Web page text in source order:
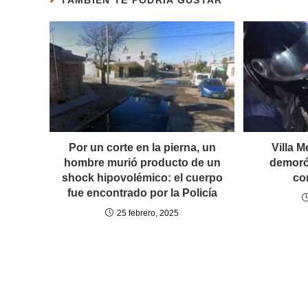
Por un corte en la pierna, un
hombre murió producto de un
shock hipovolémico: el cuerpo
fue encontrado por la Policía
25 febrero, 2025
Villa